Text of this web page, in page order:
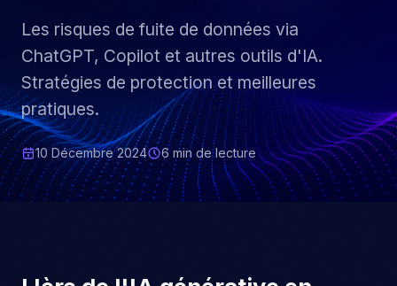
Les risques de fuite de données via
ChatGPT, Copilot et autres outils d'IA.
Stratégies de protection et meilleures
pratiques.
10 Décembre 2024 6 min de lecture